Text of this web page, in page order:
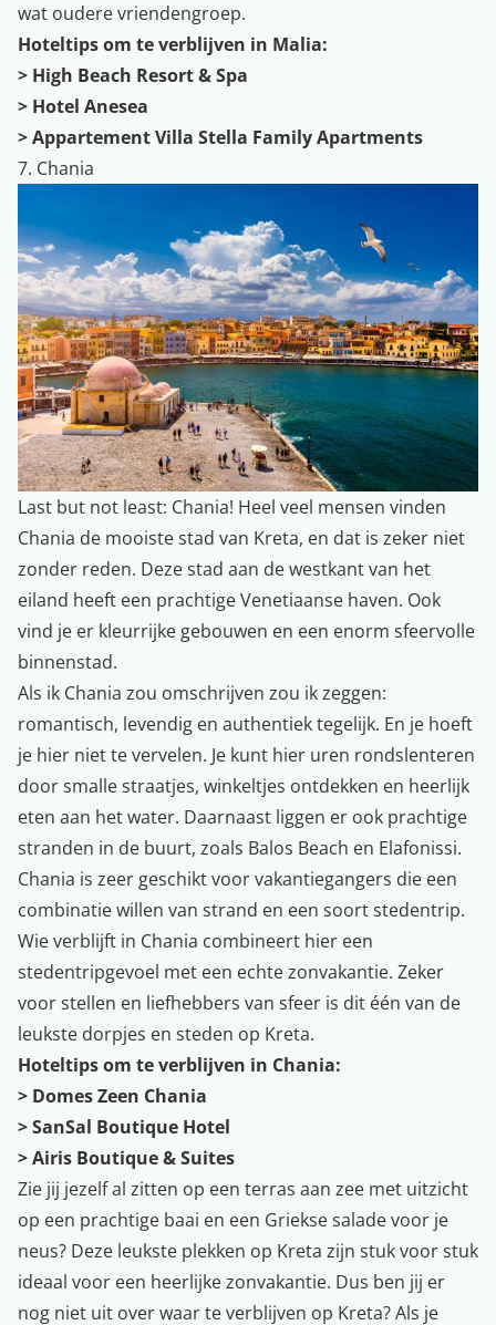
wat oudere vriendengroep.
Hoteltips om te verblijven in Malia:
> High Beach Resort & Spa
> Hotel Anesea
>Appartement Villa Stella Family Apartments
7. Chania
Last but not least: Chania! Heel veel mensen vinden
Chania de mooiste stad van Kreta, en dat is zeker niet
zonder reden. Deze stad aan de westkant van het
eiland heeft een prachtige Venetiaanse haven. Ook
vind je er kleurrijke gebouwen en een enorm sfeervolle
binnenstad.
Als ik Chania zou omschrijven zou ik zeggen:
romantisch, levendig en authentiek tegelijk. En je hoeft
je hier niet te vervelen. Je kunt hier uren rondslenteren
door smalle straatjes, winkeltjes ontdekken en heerlijk
eten aan het water. Daarnaast liggen er ook prachtige
stranden in de buurt, zoals Balos Beach en Elafonissi.
Chania is zeer geschikt voor vakantiegangers die een
combinatie willen van strand en een soort stedentrip.
Wie verblijft in Chania combineert hier een
stedentripgevoel met een echte zonvakantie. Zeker
voor stellen en liefhebbers van sfeer is dit één van de
leukste dorpjes en steden op Kreta.
Hoteltips om te verblijven in Chania:
> Domes Zeen Chania
>SanSal Boutique Hotel
>Airis Boutique & Suites
Zie jij jezelf al zitten op een terras aan zee met uitzicht
op een prachtige baai en een Griekse salade voor je
neus? Deze leukste plekken op Kreta zijn stuk voor stuk
ideaal voor een heerlijke zonvakantie. Dus ben jij er
nog niet uit over waar te verblijven op Kreta? Als je